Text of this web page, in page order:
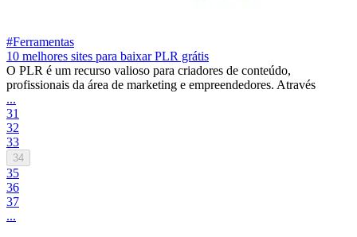
#Ferramentas
10 melhores sites para baixar PLR grátis
O PLR é um recurso valioso para criadores de conteúdo,
profissionais da área de marketing e empreendedores. Através
...
31
32
33
34
35
36
37
...